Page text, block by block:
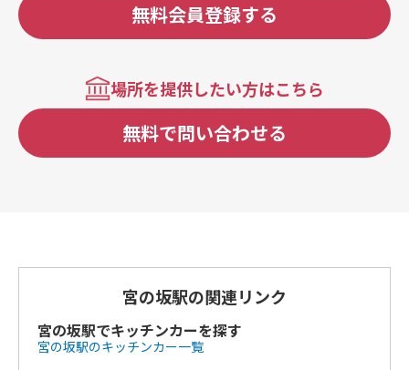
無料会員登録する
場所を提供したい方はこちら
無料で問い合わせる
宮の坂駅の関連リンク
宮の坂駅でキッチンカーを探す
宮の坂駅のキッチンカー一覧